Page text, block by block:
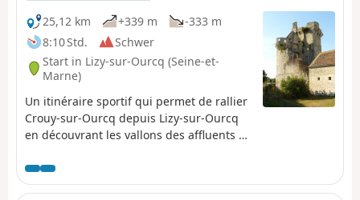
25,12 km
+339 m
-333 m
8:10 Std.
Schwer
Start in Lizy-sur-Ourcq (Seine-et-
Marne)
Un itinéraire sportif qui permet de rallier
Crouy-sur-Ourcq depuis Lizy-sur-Ourcq
en découvrant les vallons des affluents de
traversant les villages qui les peuplent.